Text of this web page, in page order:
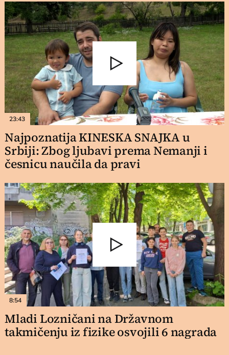
23:43
Najpoznatija KINESKA SNAJKA u
Srbiji: Zbog ljubavi prema Nemanji i
česnicu naučila da pravi
8:54
Mladi Lozničani na Državnom
takmičenju iz fizike osvojili 6 nagrada